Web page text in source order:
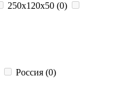
250x120x50 (0)
Россия (0)